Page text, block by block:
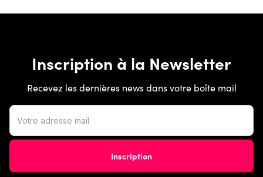
Inscription à la Newsletter
Recevez les dernières news dans votre boîte mail